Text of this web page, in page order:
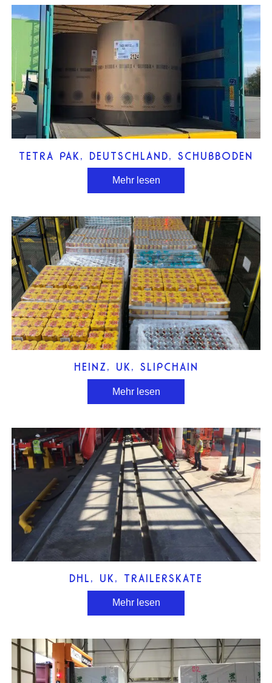
TETRA PAK, DEUTSCHLAND, SCHUBBODEN
Mehr lesen
HEINZ, UK, SLIPCHAIN
Mehr lesen
DHL, UK, TRAILERSKATE
Mehr lesen